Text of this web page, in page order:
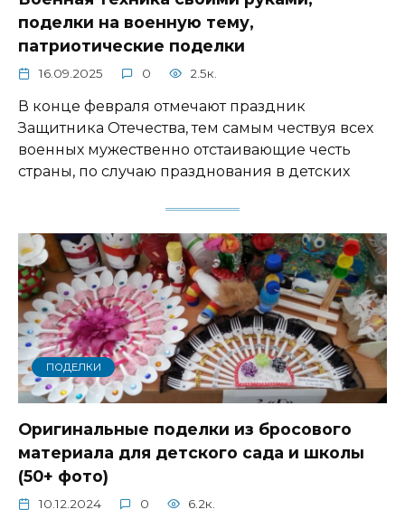
поделки на военную тему,
патриотические поделки
16.09.2025 0 2.5к.
В конце февраля отмечают праздник
Защитника Отечества, тем самым чествуя всех
военных мужественно отстаивающие честь
страны, по случаю празднования в детских
ПОДЕЛКИ
Оригинальные поделки из бросового
материала для детского сада и школы
(50+ фото)
10.12.2024 0 6.2к.